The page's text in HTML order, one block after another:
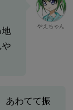
地
やえちゃん
あわてて振